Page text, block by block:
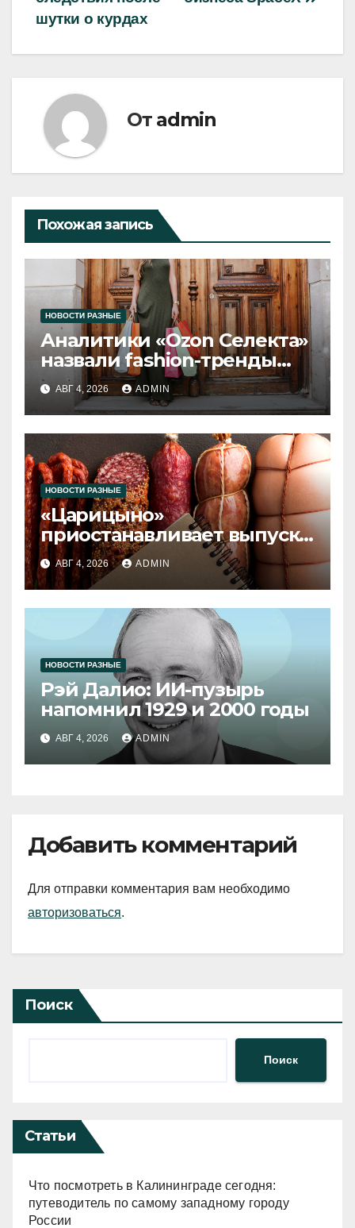
шутки о курдах
От admin
Похожая запись
НОВОСТИ РАЗНЫЕ
Аналитики «Ozon Селекта»
назвали fashion-тренды
2026 года
АВГ 4, 2026 ADMIN
НОВОСТИ РАЗНЫЕ
«Царицыно»
приостанавливает выпуск
продукции
АВГ 4, 2026 ADMIN
НОВОСТИ РАЗНЫЕ
Рэй Далио: ИИ-пузырь
напомнил 1929 и 2000 годы
АВГ 4, 2026 ADMIN
Добавить комментарий
Для отправки комментария вам необходимо
авторизоваться.
Поиск
Поиск
Статьи
Что посмотреть в Калининграде сегодня:
путеводитель по самому западному городу
России